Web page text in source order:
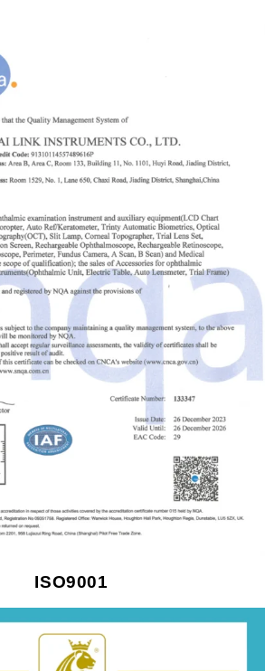
ISO9001